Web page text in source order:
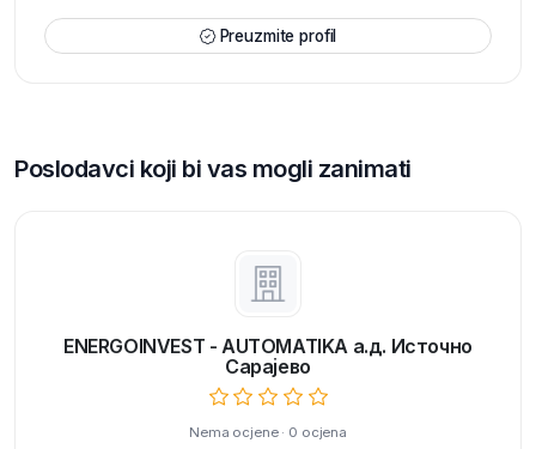
Preuzmite profil
Poslodavci koji bi vas mogli zanimati
ENERGOINVEST - AUTOMATIKA a.д. Источно
Сарајево
Nema ocjene · 0 ocjena